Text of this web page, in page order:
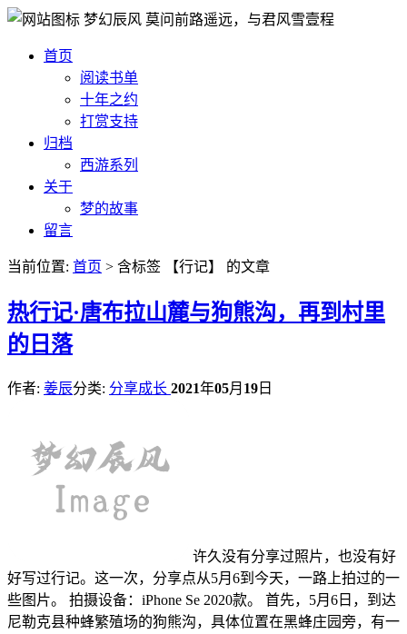
梦幻辰风 莫问前路遥远，与君风雪壹程
首页
阅读书单
十年之约
打赏支持
归档
西游系列
关于
梦的故事
留言
当前位置: 首页 > 含标签 【行记】 的文章
热行记·唐布拉山麓与狗熊沟，再到村里
的日落
作者: 姜辰分类: 分享成长 2021年05月 19 日
许久没有分享过照片，也没有好
好写过行记。这一次，分享点从5月6到今天，一路上拍过的一
些图片。 拍摄设备：iPhone Se 2020款。 首先，5月6日，到达
尼勒克县种蜂繁殖场的狗熊沟，具体位置在黑蜂庄园旁，有一